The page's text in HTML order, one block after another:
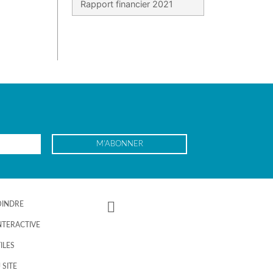
Rapport financier 2021
M'ABONNER
SITE